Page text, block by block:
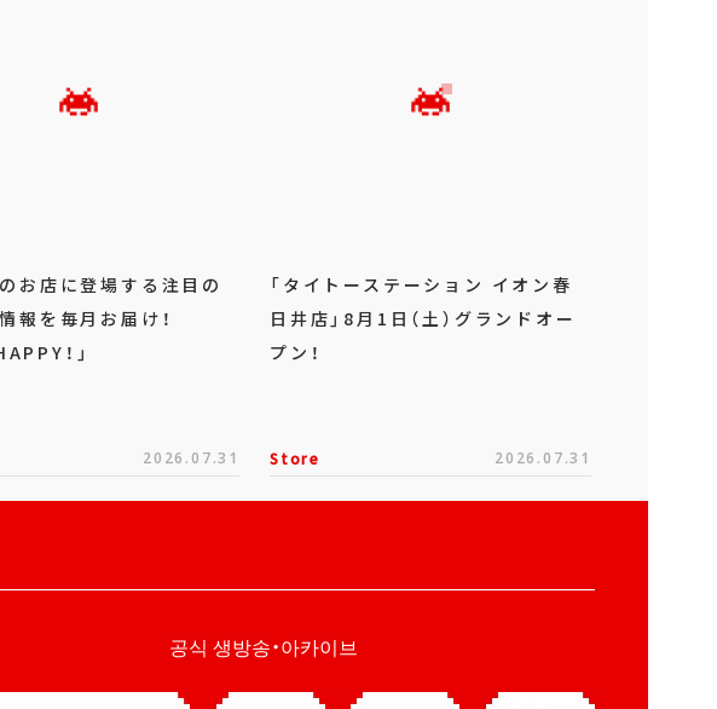
お店に登場する注目の
報を毎月お届け！
！」
2026.07.31
「タイトーステーション イオン春
日井店」8月1日（土）グランドオー
プン！
Store 2026.07.31
공식 생방송・아카이브